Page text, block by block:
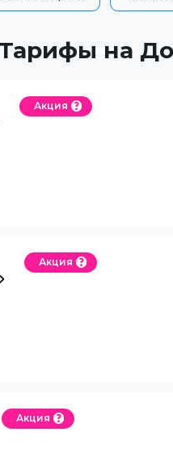
Тарифы на
Акция
Акция
Акция